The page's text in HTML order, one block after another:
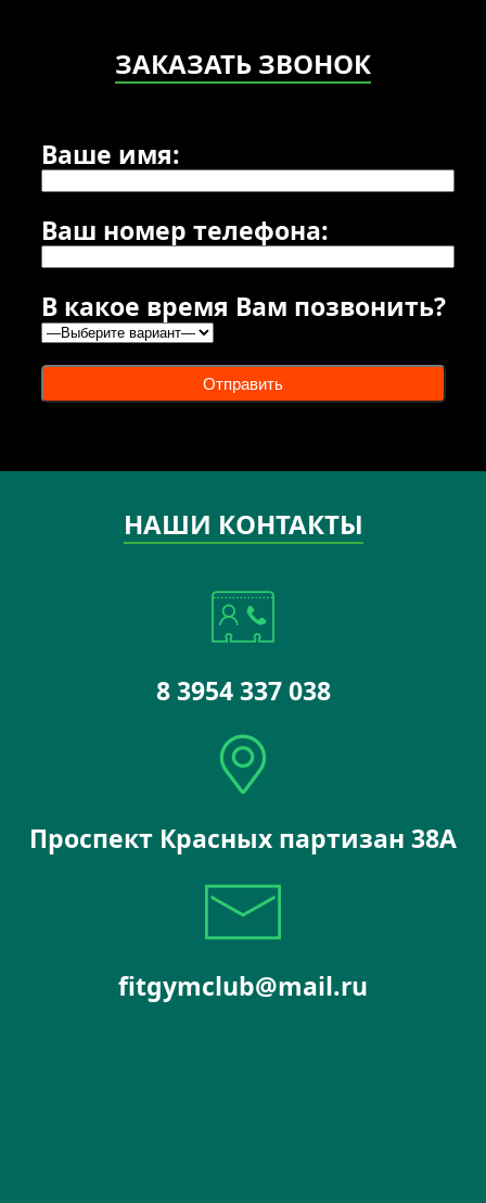
ЗАКАЗАТЬ ЗВОНОК
Ваше имя:
Ваш номер телефона:
В какое время Вам позвонить?
Отправить
НАШИ КОНТАКТЫ
8 3954 337 038
Проспект Красных партизан 38А
fitgymclub@mail.ru